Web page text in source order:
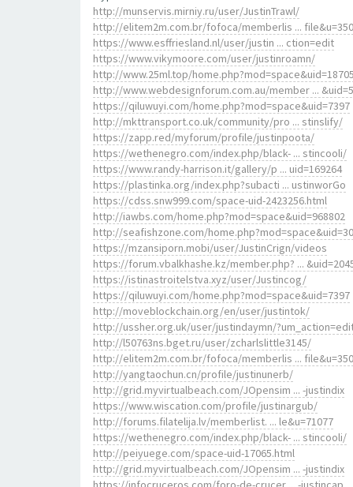
http://munservis.mirniy.ru/user/JustinTrawl/
http://elitem2m.com.br/fofoca/memberlis ... file&u=350
https://www.esffriesland.nl/user/justin ... ction=edit
https://www.vikymoore.com/user/justinroamn/
http://www.25ml.top/home.php?mod=space&uid=18705
http://www.webdesignforum.com.au/member ...
https://qiluwuyi.com/home.php?mod=space&uid=7397
http://mkttransport.co.uk/community/pro ... stinslify/
https://zapp.red/myforum/profile/justinpoota/
https://wethenegro.com/index.php/black- ... stincooli/
https://www.randy-harrison.it/gallery/p ... uid=169264
https://plastinka.org/index.php?subacti ... ustinworGo
https://cdss.snw999.com/space-uid-2423256.html
http://iawbs.com/home.php?mod=space&uid=968802
http://seafishzone.com/
https://mzansiporn.mobi/user/JustinCrign/videos
https://forum.vbalkhashe.kz/member.php? ...
https://istinastroitelstva.xyz/user/Justincog/
https://qiluwuyi.com/home.php?mod=space&uid=7397
http://moveblockchain.org/en/user/justintok/
http://ussher.org.uk/user/justindaymn/
http://l50763ns.bget.ru/user/zcharlslittle3145/
http://elitem2m.com.br/fofoca/memberlis ... file&u=350
http://yangtaochun.cn/profile/justinunerb/
http://grid.myvirtualbeach.com/JOpensim ... -justindix
https://www.wiscation.com/profile/justinargub/
http://forums.filatelija.lv/memberlist. ... le&u=71077
https://wethenegro.com/index.php/black- ... stincooli/
http://peiyuege.com/space-uid-17065.html
http://grid.myvirtualbeach.com/JOpensim ... -justindix